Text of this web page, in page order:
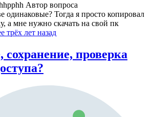
Автор вопроса
одинаковые? Тогда я просто копировал
а мне нужно скачать на свой пк
трёх лет назад
сохранение, проверка